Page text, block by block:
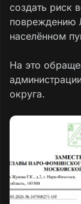
создать риск
повреждению
населённом
На это
округа.